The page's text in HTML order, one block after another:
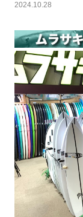
2024.10.28